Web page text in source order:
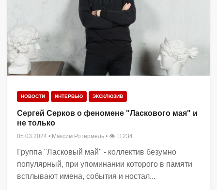
НОВОСТИ ИНТЕРВЬЮ ЭКСКЛЮЗИВ
Сергей Серков о феномене "Ласкового мая" и
не только
05.03.2024 • Максим Ротермель • 👁 11234
Группа "Ласковый май" - коллектив безумно
популярный, при упоминании которого в памяти
всплывают имена, события и ностал...